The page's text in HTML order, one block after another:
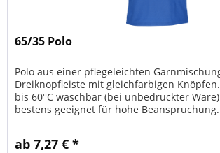
65/35 Polo
Polo aus einer pflegeleichten
Dreiknopfleiste mit gleichfarbigen
bis 60°C waschbar (bei unbedruckter
bestens geeignet für hohe Beanspruchung.
ab 7,27 € *